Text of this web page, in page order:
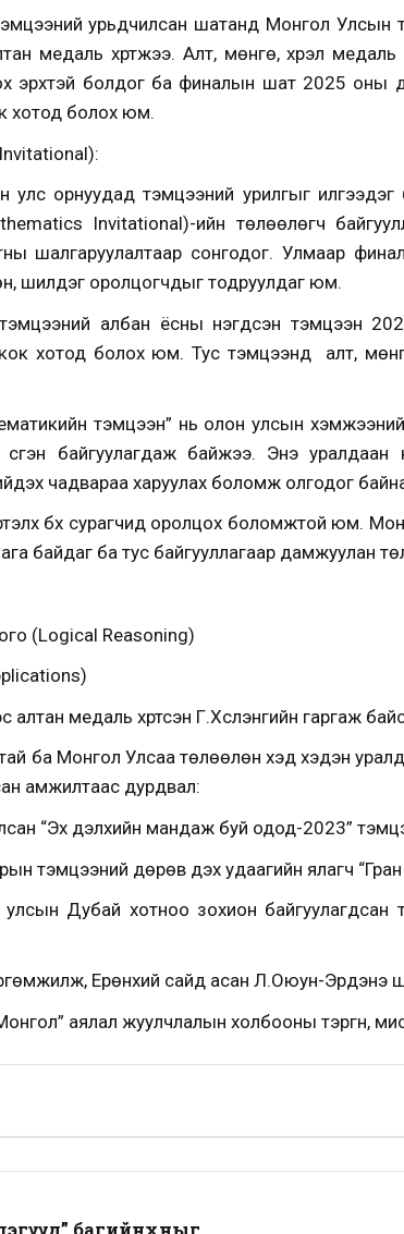
урьдчилсан шатанд Монгол Улсын
медаль хүртжээ. Алт, мөнгө, хүрэл
эрхтэй болдог ба финалын шат 2025 оны
хотод болох юм.
улс орнуудад тэмцээний урилгыг
Invitational)-ийн төлөөлөгч
шалгаруулалтаар сонгодог. Улмаар
шилдэг оролцогчдыг тодруулдаг юм.
албан ёсны нэгдсэн тэмцээн
хотод болох юм. Тус тэмцээнд алт,
тэмцээн” нь олон улсын
байгуулагдаж байжээ. Энэ уралдаан
чадвараа харуулах боломж олгодог
бүх сурагчид оролцох боломжтой юм.
байдаг ба тус байгууллагаар дамжуулан
(Logical Reasoning)
алтан медаль хүртсэн Г.Хүслэнгийн гаргаж
ба Монгол Улсаа төлөөлөн хэд хэдэн
амжилтаас дурдвал:
“Эх дэлхийн мандаж буй одод-2023”
тэмцээний дөрөв дэх удаагийн ялагч
Дубай хотноо зохион байгуулагдсан
Ерөнхий сайд асан Л.Оюун-Эрдэнэ
аялал жуулчлалын холбооны тэргүүн,